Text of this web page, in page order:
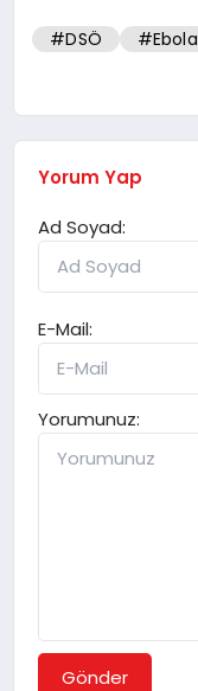
#DSÖ #Ebola
Yorum Yap
Ad Soyad:
E-Mail:
Yorumunuz:
Gönder